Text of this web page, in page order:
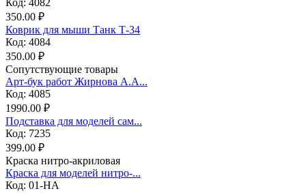
Код: 4082
350.00 ₽
Коврик для мыши Танк Т-34
Код: 4084
350.00 ₽
Сопутствующие товары
Арт-бук работ Жирнова А.А...
Код: 4085
1990.00 ₽
Подставка для моделей сам...
Код: 7235
399.00 ₽
Краска нитро-акриловая
Краска для моделей нитро-...
Код: 01-НА